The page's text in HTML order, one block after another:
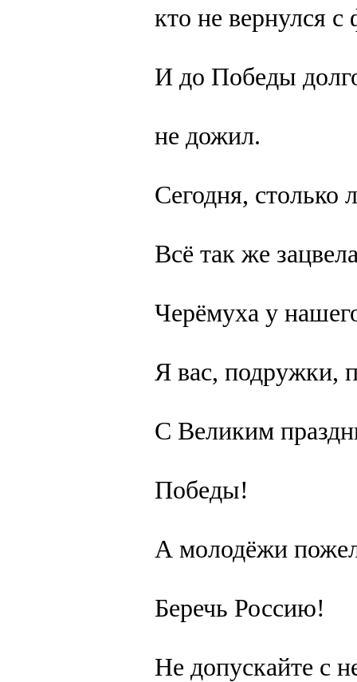
кто не вернулся с
И до Победы
не дожил.
Сегодня, столько
Всё так же
Черёмуха у
Я вас, подружки,
С Великим
Победы!
А молодёжи
Беречь Россию!
Не допускайте с